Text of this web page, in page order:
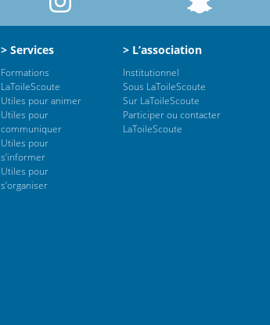
> Services
Formations
LaToileScoute
Utiles pour animer
Utiles pour
communiquer
Utiles pour
s’informer
Utiles pour
s’organiser
> L’association
Institutionnel
Sous LaToileScoute
Sur LaToileScoute
Participer ou contacter
LaToileScoute